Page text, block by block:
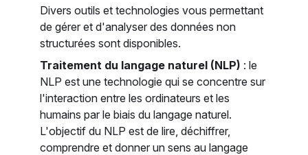
Divers outils et technologies vous permettant
de gérer et d'analyser des données non
structurées sont disponibles.
Traitement du langage naturel (NLP) : le
NLP est une technologie qui se concentre sur
l'interaction entre les ordinateurs et les
humains par le biais du langage naturel.
L'objectif du NLP est de lire, déchiffrer,
comprendre et donner un sens au langage